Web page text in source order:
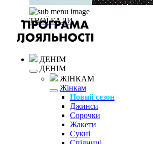
ТВОЇ БАЛИ
ДЕНІМ
ДЕНІМ
ЖІНКАМ
Жінкам
Новий сезон
Джинси
Сорочки
Жакети
Сукні